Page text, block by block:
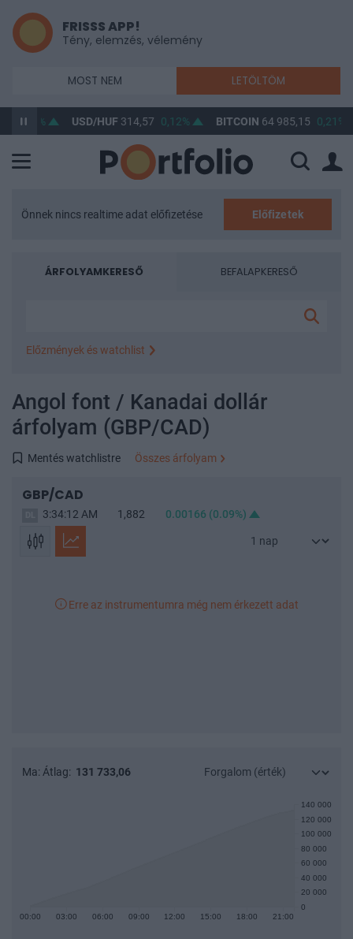
FRISSS APP!
Tény, elemzés, vélemény
MOST NEM LETÖLTÖM
0,05% USD/HUF 314,57 0,12% BITCOIN64 985,15 0,21%
Önnek nincs realtime adat előfizetése Előfizetek
ÁRFOLYAMKERESŐ BEFALAPKERESŐ
Előzmények és watchlist
GBP/CAD Spot
Népszerű árfolyamok
EUR/HUF USD/HUF EUR/USD
CZK/HUF
Összes árfolyam
Watchlist
Bejelentkezés után ide mentheted el a gyakran használt
Angol font / Kanadai dollár
árfolyam (GBP/CAD)
Mentés watchlistre Összes árfolyam
GBP/CAD
3:34:12 AM 1,882 0.00166 (0.09%)
Erre az instrumentumra még nem érkezett adat
Ma: Átlag: 131 733,06
00:00 03:00 06:00 09:00 12:00 15:00 18:00 21:00
0
20 000
40 000
60 000
80 000
100 000
120 000
140 000